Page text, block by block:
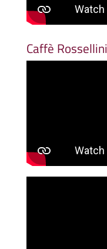
Caffè Rossellini